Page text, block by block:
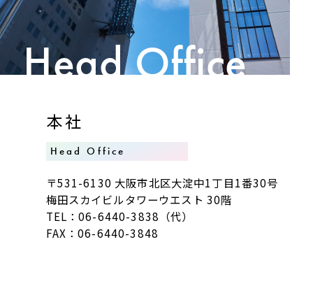
Head Office
本社
Head Office
〒531-6130 大阪市北区大淀中1丁目1番30号
梅田スカイビルタワーウエスト 30階
TEL：06-6440-3838（代）
FAX：06-6440-3848